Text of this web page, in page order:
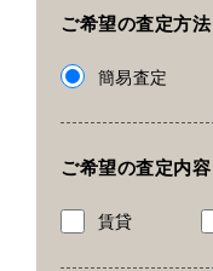
ご希望の査定方法
簡易査定
ご希望の査定内容
賃貸